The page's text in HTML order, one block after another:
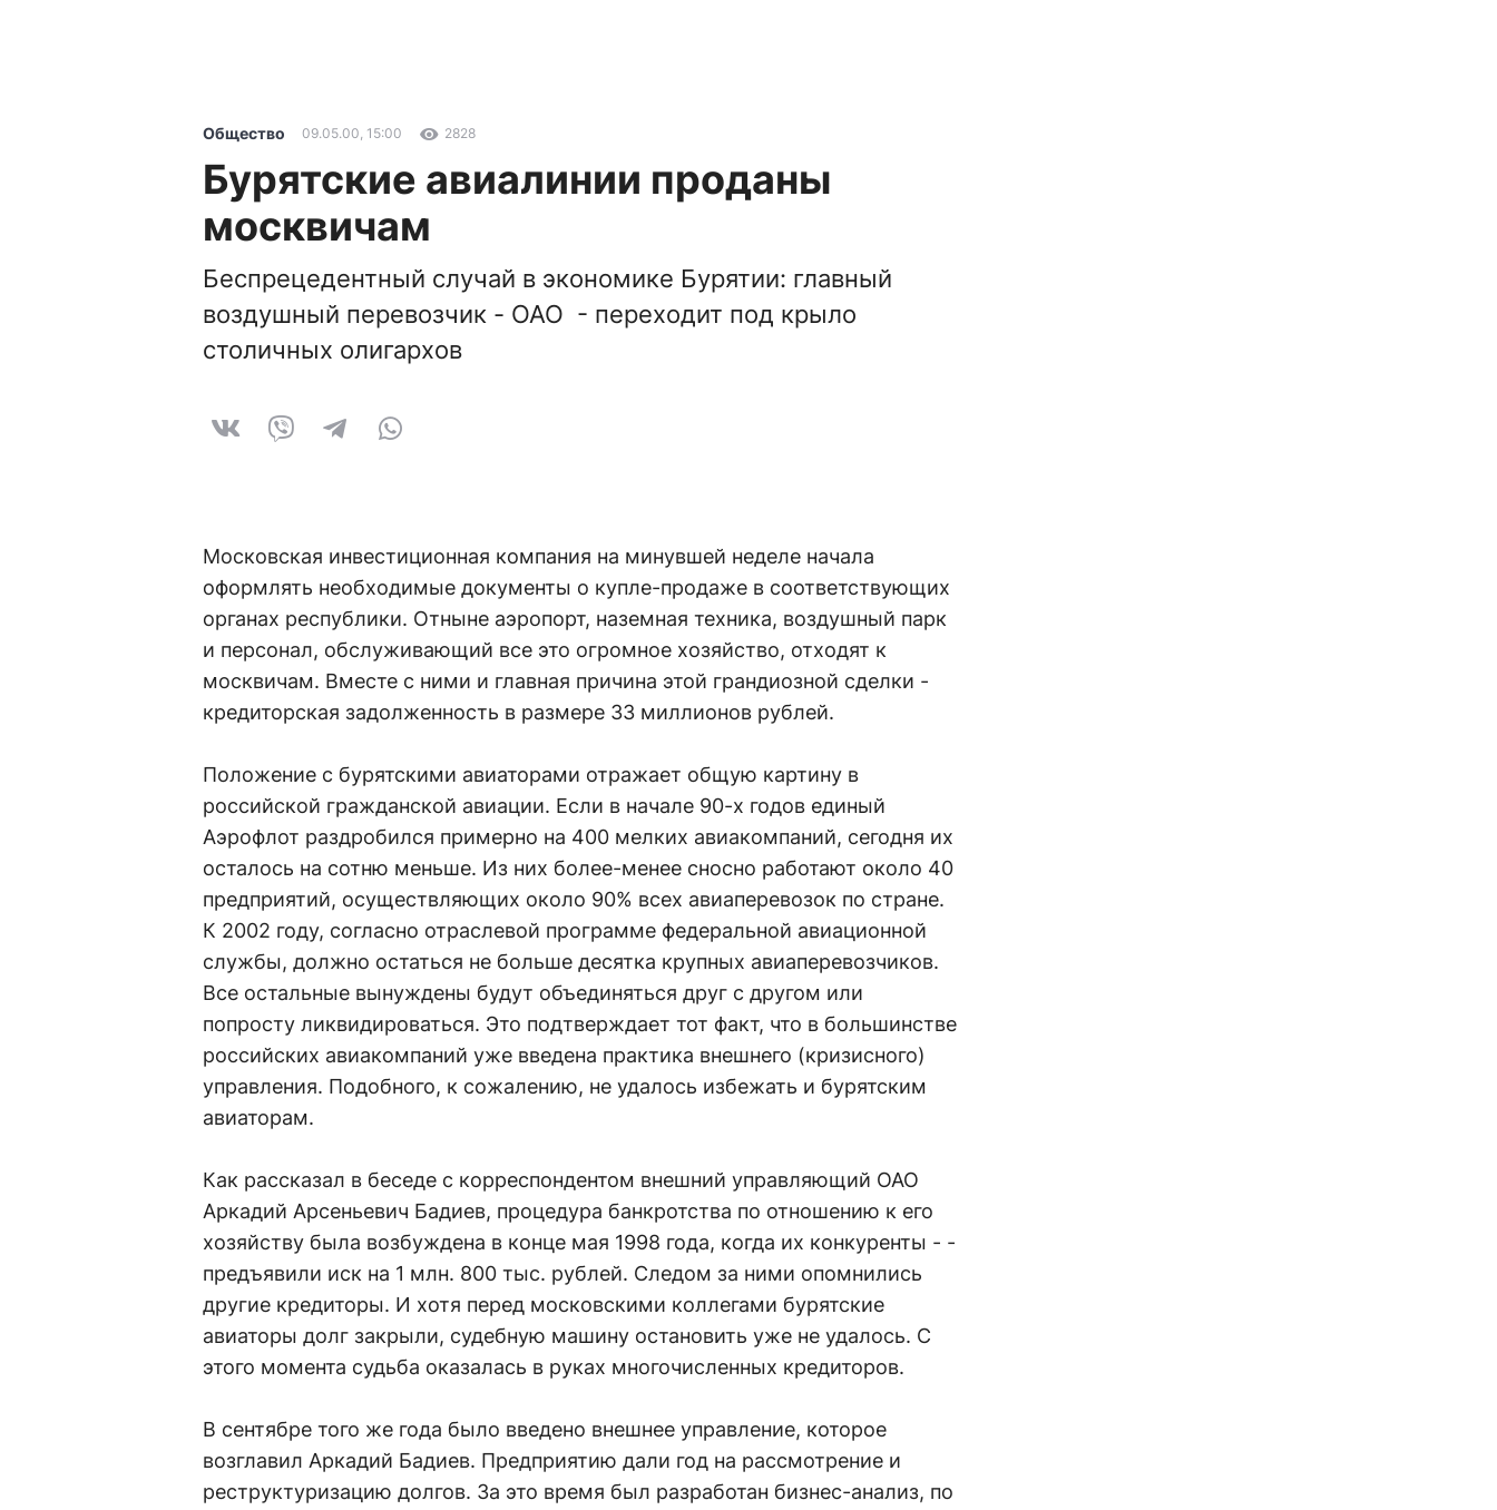
Общество 09.05.00, 15:00 2828
Бурятские авиалинии проданы
москвичам
Беспрецедентный случай в экономике Бурятии: главный
воздушный перевозчик - ОАО - переходит под крыло
столичных олигархов
Московская инвестиционная компания на минувшей неделе начала
оформлять необходимые документы о купле-продаже в соответствующих
органах республики. Отныне аэропорт, наземная техника, воздушный парк
и персонал, обслуживающий все это огромное хозяйство, отходят к
москвичам. Вместе с ними и главная причина этой грандиозной сделки -
кредиторская задолженность в размере 33 миллионов рублей.
Положение с бурятскими авиаторами отражает общую картину в
российской гражданской авиации. Если в начале 90-х годов единый
Аэрофлот раздробился примерно на 400 мелких авиакомпаний, сегодня их
осталось на сотню меньше. Из них более-менее сносно работают около 40
предприятий, осуществляющих около 90% всех авиаперевозок по стране.
К 2002 году, согласно отраслевой программе федеральной авиационной
службы, должно остаться не больше десятка крупных авиаперевозчиков.
Все остальные вынуждены будут объединяться друг с другом или
попросту ликвидироваться. Это подтверждает тот факт, что в большинстве
российских авиакомпаний уже введена практика внешнего (кризисного)
управления. Подобного, к сожалению, не удалось избежать и бурятским
авиаторам.
Как рассказал в беседе с корреспондентом внешний управляющий ОАО
Аркадий Арсеньевич Бадиев, процедура банкротства по отношению к его
хозяйству была возбуждена в конце мая 1998 года, когда их конкуренты - -
предъявили иск на 1 млн. 800 тыс. рублей. Следом за ними опомнились
другие кредиторы. И хотя перед московскими коллегами бурятские
авиаторы долг закрыли, судебную машину остановить уже не удалось. С
этого момента судьба оказалась в руках многочисленных кредиторов.
В сентябре того же года было введено внешнее управление, которое
возглавил Аркадий Бадиев. Предприятию дали год на рассмотрение и
реструктуризацию долгов. За это время был разработан бизнес-анализ, по